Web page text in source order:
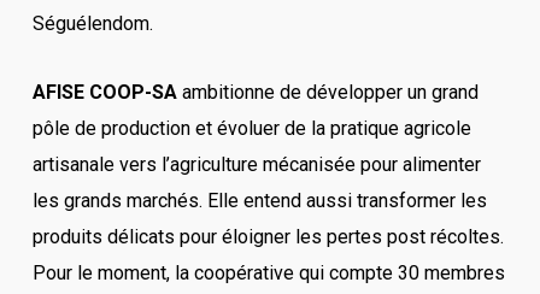
Séguélendom.
AFISE COOP-SA ambitionne de développer un grand
pôle de production et évoluer de la pratique agricole
artisanale vers l’agriculture mécanisée pour alimenter
les grands marchés. Elle entend aussi transformer les
produits délicats pour éloigner les pertes post récoltes.
Pour le moment, la coopérative qui compte 30 membres